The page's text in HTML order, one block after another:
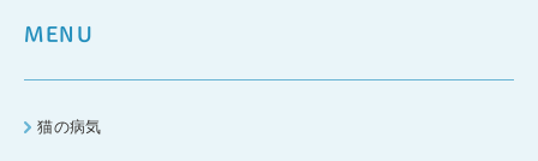
MENU
猫の病気